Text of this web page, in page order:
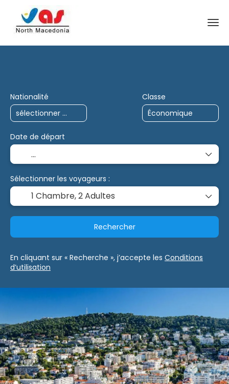
Nationalité Classe
Date de départ
Sélectionner les voyageurs :
1 Chambre,2 Adultes
Rechercher
En cliquant sur « Recherche », j’accepte les Conditions
d’utilisation